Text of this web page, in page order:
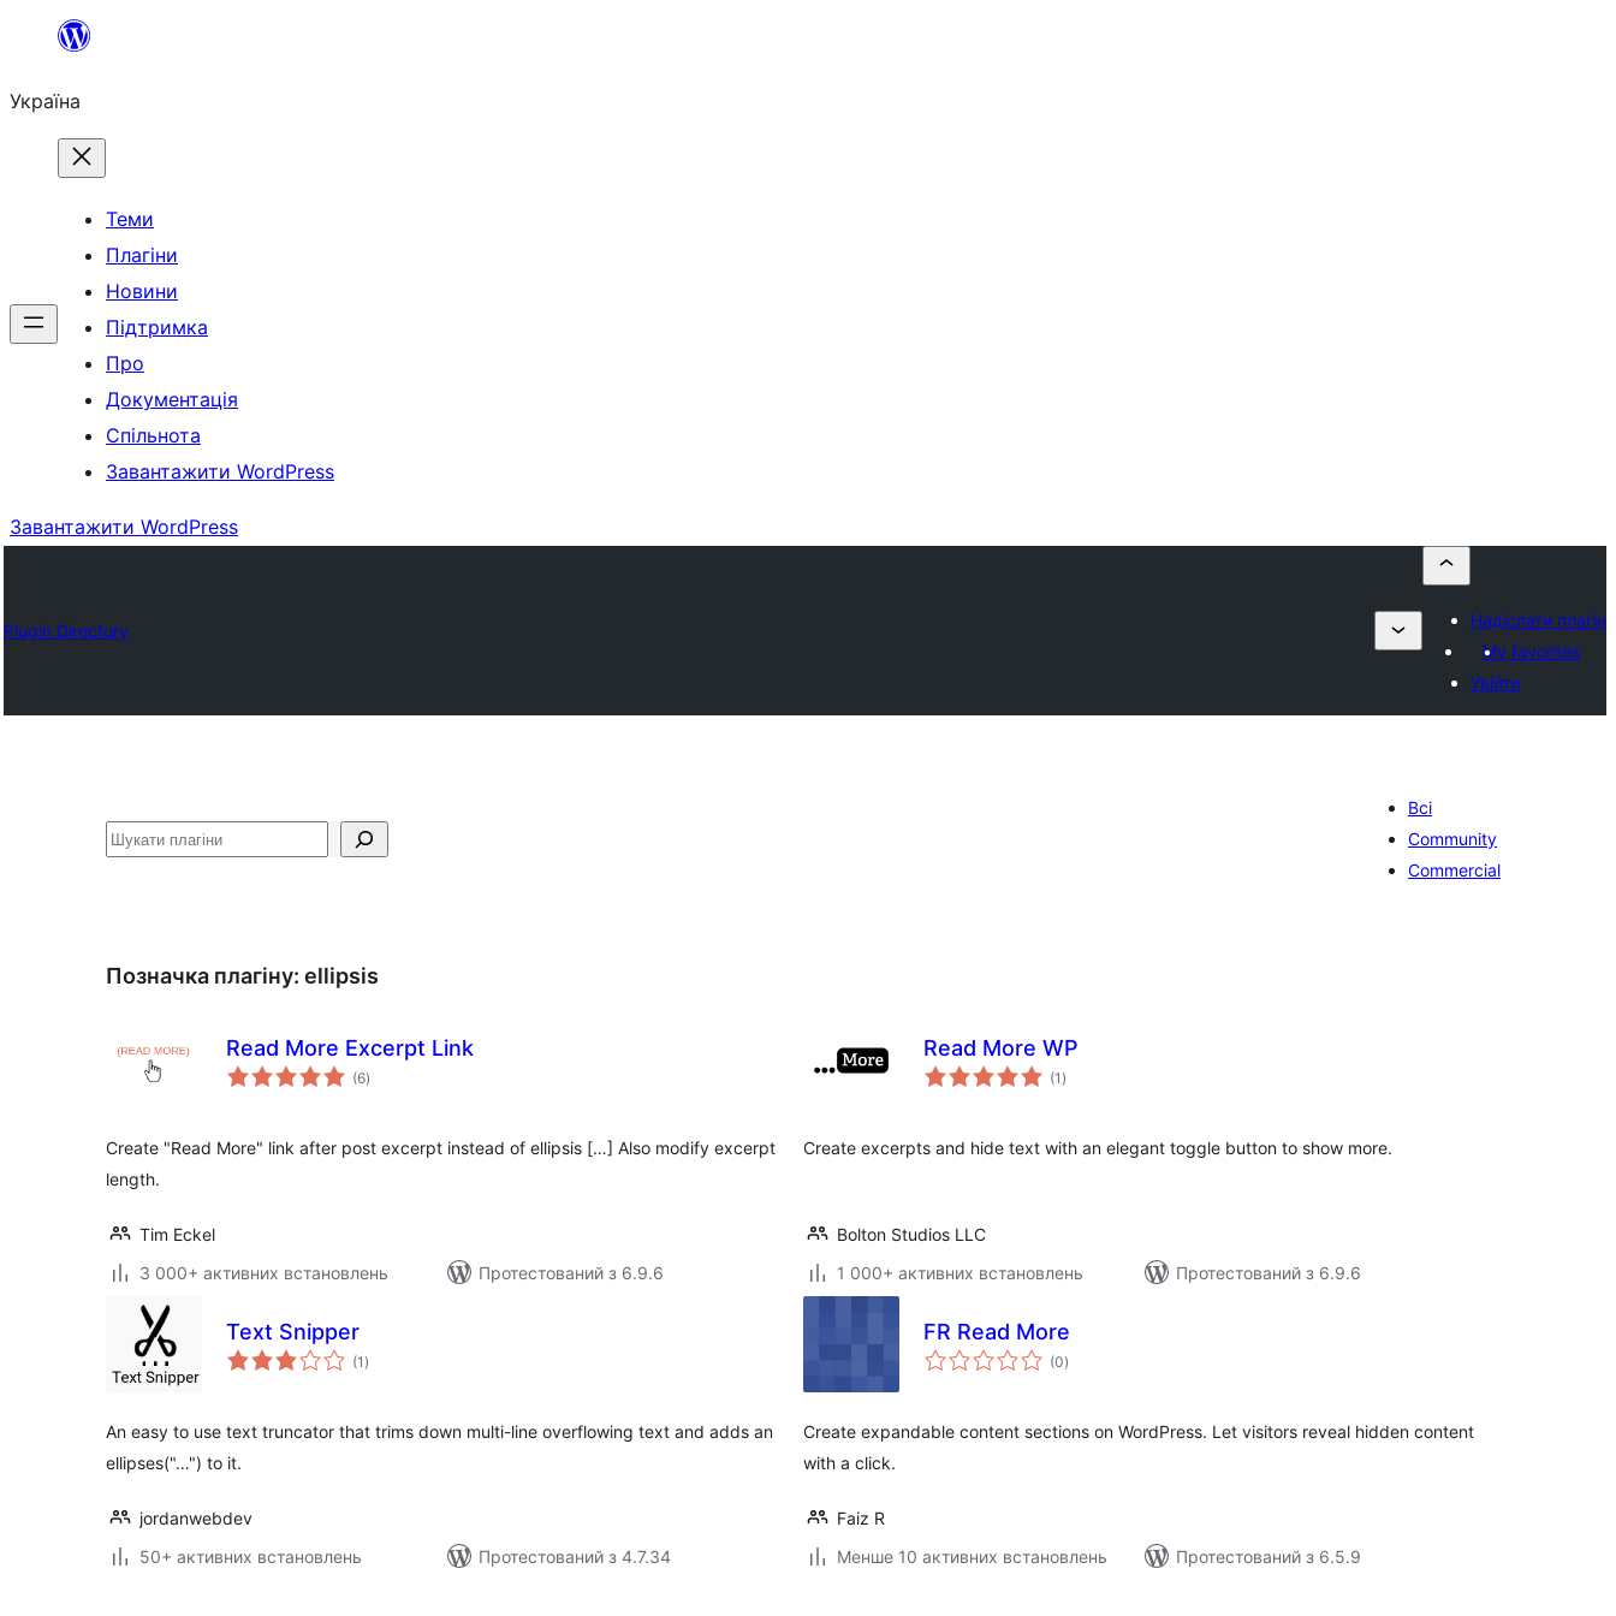
Перейти
вмісту
Україна
Теми
Плагіни
Новини
Підтримка
Про
Документація
Спільнота
Завантажити WordPress
Завантажити WordPress
Plugin Directory
Надіслати плагін
My favorites
Увійти
Пошук
Всі
Community
Commercial
Позначка плагіну: ellipsis
Read More Excerpt Link
(6загальний
рейтинг
)
Create "Read More" link after post excerpt instead of ellipsis […] Also modify excerpt
length.
Tim Eckel
3 000+ активних встановлень
Протестований з 6.9.6
Read More WP
(1 загальний
рейтинг
)
Create excerpts and hide text with an elegant toggle button to show more.
Bolton Studios LLC
1 000+ активних встановлень
Протестований з 6.9.6
Text Snipper
(1 загальний
рейтинг
)
An easy to use text truncator that trims down multi-line overflowing text and adds an
ellipses("…") to it.
jordanwebdev
50+ активних встановлень
Протестований з 4.7.34
FR Read More
(0загальний
рейтинг
)
Create expandable content sections on WordPress. Let visitors reveal hidden content
with a click.
Faiz R
Менше 10 активних встановлень
Протестований з 6.5.9